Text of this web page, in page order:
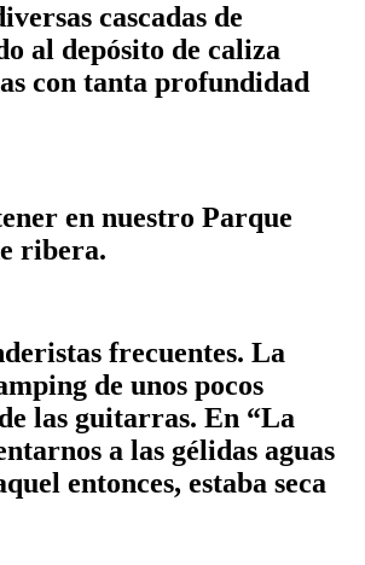
cascadas de
al depósito de caliza
con tanta profundidad
en nuestro Parque
ribera.
frecuentes. La
de unos pocos
las guitarras. En “La
a las gélidas aguas
entonces, estaba seca